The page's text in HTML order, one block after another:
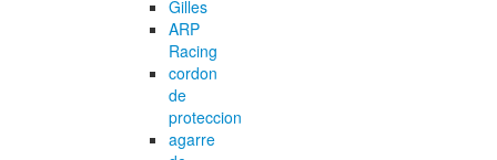
Gilles
ARP
Racing
cordon
de
proteccion
agarre